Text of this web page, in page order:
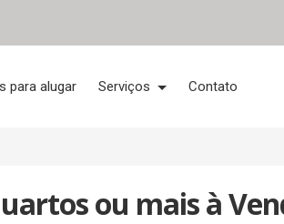
para alugar Serviços Contato
ou mais à